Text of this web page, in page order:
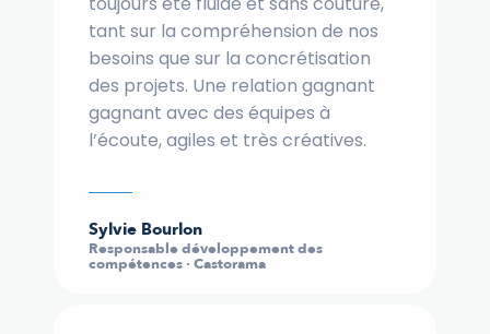
tant sur la compréhension de nos
besoins que sur la concrétisation
des projets. Une relation gagnant
gagnant avec des équipes à
l’écoute, agiles et très créatives.
Sylvie Bourlon
Responsable développement des
compétences · Castorama